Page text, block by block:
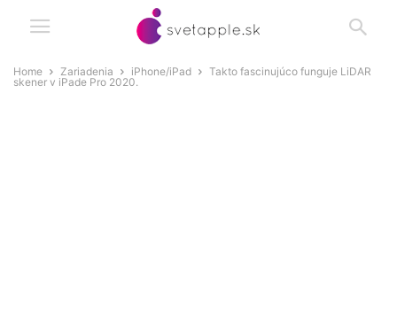
Home Zariadenia iPhone/iPad
Takto fascinujúco funguje LiDAR
skener v iPade Pro 2020.